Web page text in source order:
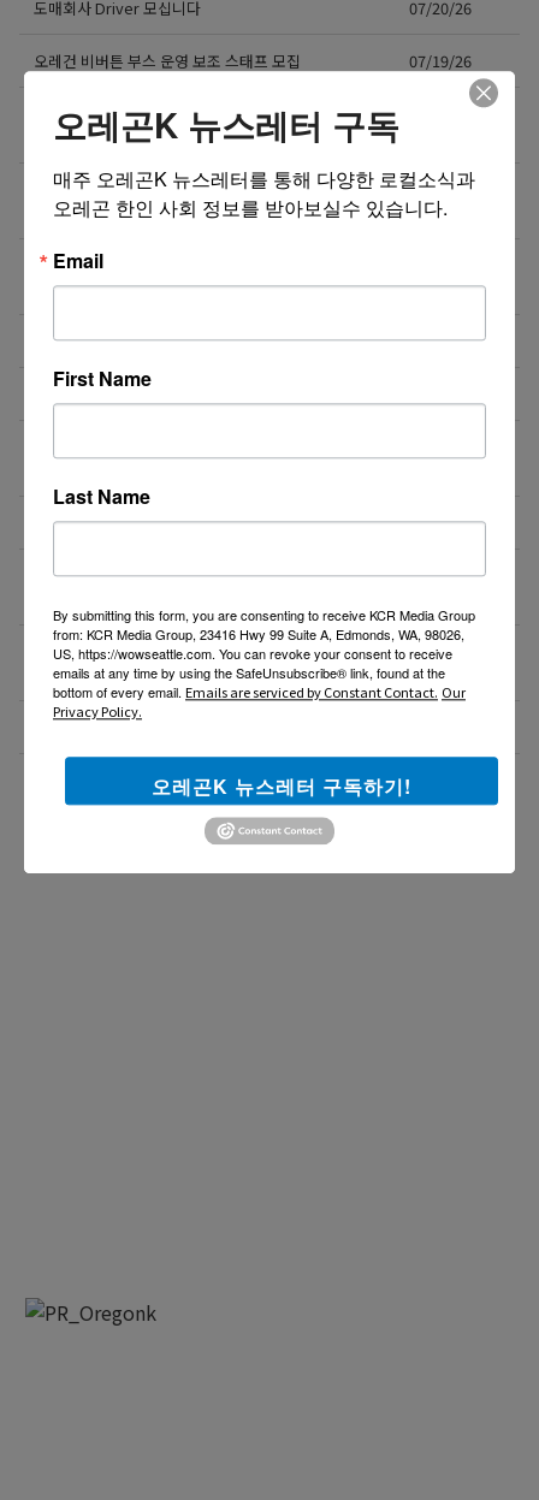
도매회사 Driver 모십니다 07/20/26
오레건 비버튼 부스 운영 보조 스태프 모집 07/19/26
[미국 첫 상륙] K-셀프포토 브랜드 ‘포토그레이’ 가맹점
주 모집
❤️❤️❤️ 마케팅 / 광고 홍보 / 각종 디자인 필요하신 분!
❤️❤️❤️
07/15/26
7월29일(수) 10:00am 오레곤 요양보호사 활동지원사
한국어 오리엔테이션
NE에 위치한 단체 티셔츠 제작 Store에서 구인합니다. 07/13/26
도매회사 드라이버 모십니다
Resin rose bjd 인형행사 2일 통역사 구합니다. 07/08/26
새로운 포차 서버구함 / Server needed for Korean
07/06/26
[한식타운] 파트타임 서버 모집 – 활기차고 친절한 분
환영!
07/03/26
Business Development Manager
오레곤K 뉴스레터 구독
매주 오레곤K 뉴스레터를 통해 다양한 로컬소식과
오레곤 한인 사회 정보를 받아보실수 있습니다.
Email
First Name
Last Name
By submitting this form, you are consenting to receive KCR Media Group
from: KCR Media Group, 23416 Hwy 99 Suite A, Edmonds, WA, 98026,
US, https://wowseattle.com. You can revoke your consent to receive
emails at any time by using the SafeUnsubscribe® link, found at the
bottom of every email. Emails are serviced by Constant Contact. Our
Privacy Policy.
오레곤K 뉴스레터 구독하기!